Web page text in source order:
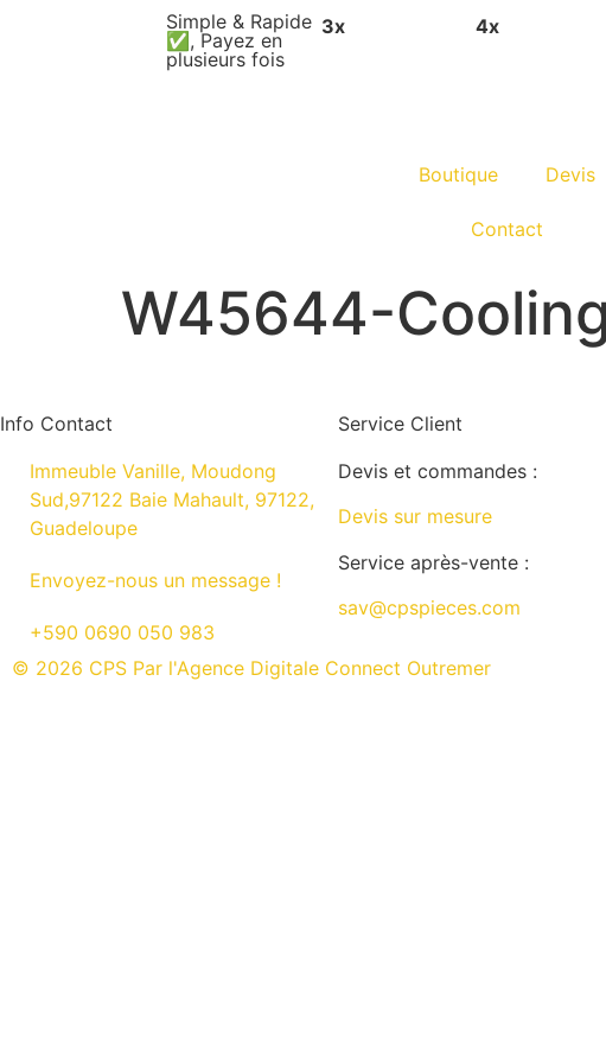
Simple & Rapide
✅, Payez en
plusieurs fois
3x 4x
Boutique Devis
Contact
W45644-
Info Contact
Immeuble Vanille, Moudong
Sud,97122 Baie Mahault, 97122,
Guadeloupe
Envoyez-nous un message !
+590 0690 050 983
Service Client
Devis et commandes :
Devis sur mesure
Service après-vente :
sav@cpspieces.com
© 2026 CPS Par l'Agence Digitale Connect Outremer